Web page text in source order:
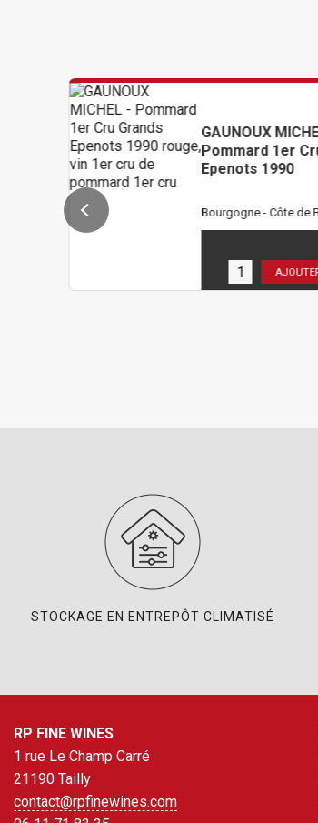
GAUNOUX MICHEL -
Pommard 1er Cru Grands
Epenots 1990
Bourgogne - Côte de Beaune
AJOUTER AU PANIER
STOCKAGE EN ENTREPÔT CLIMATISÉ
RP FINE WINES
1 rue Le Champ Carré
21190 Tailly
contact@rpfinewines.com